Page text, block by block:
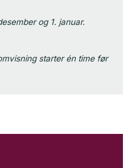
og 1. januar.
starter én time før